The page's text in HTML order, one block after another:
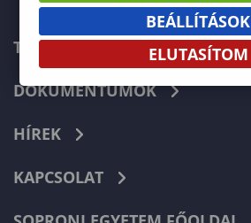
TELEFONKÖNYV
DOKUMENTUMOK
HÍREK
KAPCSOLAT
BEÁLLÍTÁSOK
ELUTASÍTOM